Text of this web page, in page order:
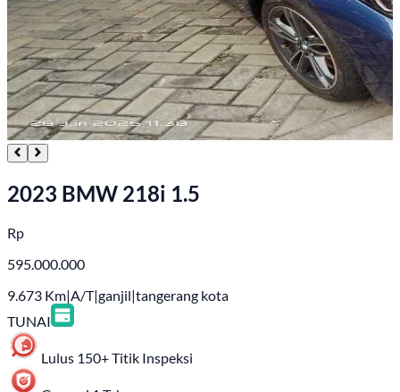
2023 BMW 218i 1.5
Rp
595.000.000
9.673 Km|A/T|ganjil|tangerang kota
TUNAI
Lulus 150+ Titik Inspeksi